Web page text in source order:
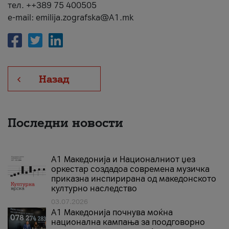
тел. ++389 75 400505
e-mail: emilija.zografska@A1.mk
Назад
Последни новости
А1 Македонија и Националниот џез
оркестар создадоа современа музичка
приказна инспирирана од македонското
културно наследство
03.07.2026
A1 Македонија почнува моќна
национална кампања за поодговорно